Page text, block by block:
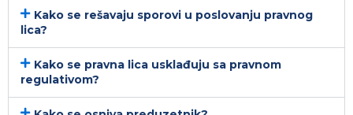
Kako se rešavaju sporovi u poslovanju pravnog
lica?
Kako se pravna lica usklađuju sa pravnom
regulativom?